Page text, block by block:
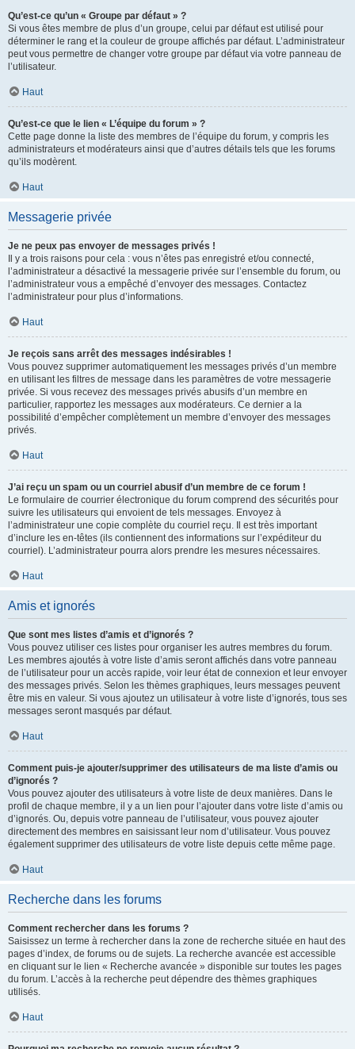
Qu’est-ce qu’un « Groupe par défaut » ?
Si vous êtes membre de plus d’un groupe, celui par défaut est utilisé pour
déterminer le rang et la couleur de groupe affichés par défaut. L’administrateur
peut vous permettre de changer votre groupe par défaut via votre panneau de
l’utilisateur.
Haut
Qu’est-ce que le lien « L’équipe du forum » ?
Cette page donne la liste des membres de l’équipe du forum, y compris les
administrateurs et modérateurs ainsi que d’autres détails tels que les forums
qu’ils modèrent.
Haut
Messagerie privée
Je ne peux pas envoyer de messages privés !
Il y a trois raisons pour cela : vous n’êtes pas enregistré et/ou connecté,
l’administrateur a désactivé la messagerie privée sur l’ensemble du forum, ou
l’administrateur vous a empêché d’envoyer des messages. Contactez
l’administrateur pour plus d’informations.
Haut
Je reçois sans arrêt des messages indésirables !
Vous pouvez supprimer automatiquement les messages privés d’un membre
en utilisant les filtres de message dans les paramètres de votre messagerie
privée. Si vous recevez des messages privés abusifs d’un membre en
particulier, rapportez les messages aux modérateurs. Ce dernier a la
possibilité d’empêcher complètement un membre d’envoyer des messages
privés.
Haut
J’ai reçu un spam ou un courriel abusif d’un membre de ce forum !
Le formulaire de courrier électronique du forum comprend des sécurités pour
suivre les utilisateurs qui envoient de tels messages. Envoyez à
l’administrateur une copie complète du courriel reçu. Il est très important
d’inclure les en-têtes (ils contiennent des informations sur l’expéditeur du
courriel). L’administrateur pourra alors prendre les mesures nécessaires.
Haut
Amis et ignorés
Que sont mes listes d’amis et d’ignorés ?
Vous pouvez utiliser ces listes pour organiser les autres membres du forum.
Les membres ajoutés à votre liste d’amis seront affichés dans votre panneau
de l’utilisateur pour un accès rapide, voir leur état de connexion et leur envoyer
des messages privés. Selon les thèmes graphiques, leurs messages peuvent
être mis en valeur. Si vous ajoutez un utilisateur à votre liste d’ignorés, tous ses
messages seront masqués par défaut.
Haut
Comment puis-je ajouter/supprimer des utilisateurs de ma liste d’amis ou
d’ignorés ?
Vous pouvez ajouter des utilisateurs à votre liste de deux manières. Dans le
profil de chaque membre, il y a un lien pour l’ajouter dans votre liste d’amis ou
d’ignorés. Ou, depuis votre panneau de l’utilisateur, vous pouvez ajouter
directement des membres en saisissant leur nom d’utilisateur. Vous pouvez
également supprimer des utilisateurs de votre liste depuis cette même page.
Haut
Recherche dans les forums
Comment rechercher dans les forums ?
Saisissez un terme à rechercher dans la zone de recherche située en haut des
pages d’index, de forums ou de sujets. La recherche avancée est accessible
en cliquant sur le lien « Recherche avancée » disponible sur toutes les pages
du forum. L’accès à la recherche peut dépendre des thèmes graphiques
utilisés.
Haut